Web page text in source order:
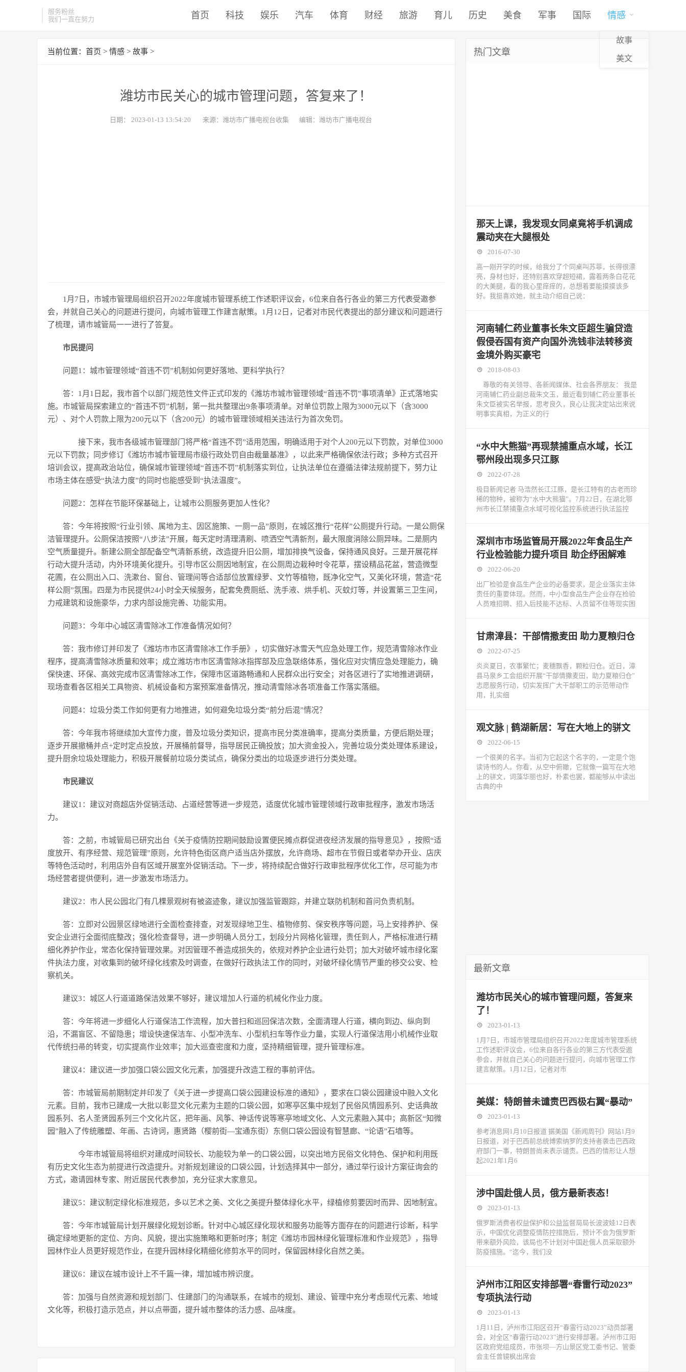
服务粉丝
我们一直在努力
首页 科技 娱乐 汽车 体育 财经 旅游 育儿 历史 美食 军事 国际 情感
故事
美文
当前位置： 首页 > 情感 > 故事 >
潍坊市民关心的城市管理问题，答复来了！
日期： 2023-01-13 13:54:20 来源：潍坊市广播电视台收集 编辑：潍坊市广播电视台
1月7日，市城市管理局组织召开2022年度城市管理系统工作述职评议会，6位来自各行各业的第三方代表受邀参
会，并就自己关心的问题进行提问，向城市管理工作建言献策。1月12日，记者对市民代表提出的部分建议和问题进行
了梳理，请市城管局一一进行了答复。
市民提问
问题1：城市管理领域“首违不罚”机制如何更好落地、更科学执行？
答：1月1日起，我市首个以部门规范性文件正式印发的《潍坊市城市管理领域“首违不罚”事项清单》正式落地实
施。市城管局探索建立的“首违不罚”机制，第一批共整理出9条事项清单。对单位罚款上限为3000元以下（含3000
元）、对个人罚款上限为200元以下（含200元）的城市管理领域相关违法行为首次免罚。
接下来，我市各级城市管理部门将严格“首违不罚”适用范围，明确适用于对个人200元以下罚款，对单位3000
元以下罚款；同步修订《潍坊市城市管理局市级行政处罚自由裁量基准》，以此来严格确保依法行政；多种方式召开
培训会议，提高政治站位，确保城市管理领域“首违不罚”机制落实到位，让执法单位在遵循法律法规前提下，努力让
市场主体在感受“执法力度”的同时也能感受到“执法温度”。
问题2：怎样在节能环保基础上，让城市公厕服务更加人性化？
答：今年将按照“行业引领、属地为主、因区施策、一厕一品”原则，在城区推行“花样”公厕提升行动。一是公厕保
洁管理提升。公厕保洁按照“八步法”开展，每天定时清理清刷、喷洒空气清新剂，最大限度消除公厕异味。二是厕内
空气质量提升。新建公厕全部配备空气清新系统，改造提升旧公厕，增加排换气设备，保持通风良好。三是开展花样
行动大提升活动，内外环境美化提升。引导市区公厕因地制宜，在公厕周边栽种时令花草，摆设精品花盆，营造微型
花圃，在公厕出入口、洗漱台、窗台、管理间等合适部位放置绿萝、文竹等植物，既净化空气，又美化环境，营造“花
样公厕”氛围。四是为市民提供24小时全天候服务，配套免费厕纸、洗手液、烘手机、灭蚊灯等，并设置第三卫生间，
力戒建筑和设施豪华，力求内部设施完善、功能实用。
问题3：今年中心城区清雪除冰工作准备情况如何？
答：我市修订并印发了《潍坊市市区清雪除冰工作手册》，切实做好冰雪天气应急处理工作，规范清雪除冰作业
程序，提高清雪除冰质量和效率；成立潍坊市市区清雪除冰指挥部及应急联络体系，强化应对灾情应急处理能力，确
保快速、环保、高效完成市区清雪除冰工作，保障市区道路畅通和人民群众出行安全；对各区进行了实地推进调研，
现场查看各区相关工具物资、机械设备和方案预案准备情况，推动清雪除冰各项准备工作落实落细。
问题4：垃圾分类工作如何更有力地推进，如何避免垃圾分类“前分后混”情况？
答：今年我市将继续加大宣传力度，普及垃圾分类知识，提高市民分类准确率，提高分类质量，方便后期处理；
逐步开展撤桶并点+定时定点投放，开展桶前督导，指导居民正确投放；加大资金投入，完善垃圾分类处理体系建设，
提升厨余垃圾处理能力，积极开展餐前垃圾分类试点，确保分类出的垃圾逐步进行分类处理。
市民建议
建议1：建议对商超店外促销活动、占道经营等进一步规范，适度优化城市管理领域行政审批程序，激发市场活
力。
答：之前，市城管局已研究出台《关于疫情防控期间鼓励设置便民摊点群促进夜经济发展的指导意见》，按照“适
度放开、有序经营、规范管理”原则，允许特色街区商户适当店外摆放，允许商场、超市在节假日或者举办开业、店庆
等特色活动时，利用店外自有区域开展室外促销活动。下一步，将持续配合做好行政审批程序优化工作，尽可能为市
场经营者提供便利，进一步激发市场活力。
建议2：市人民公园北门有几棵景观树有被盗迹象，建议加强监管跟踪，并建立联防机制和首问负责机制。
答：立即对公园景区绿地进行全面检查排查，对发现绿地卫生、植物修剪、保安秩序等问题，马上安排养护、保
安企业进行全面彻底整改；强化检查督导，进一步明确人员分工，划段分片网格化管理，责任到人，严格标准进行精
细化养护作业，常态化保持管理效果。对因管理不善造成损失的，依规对养护企业进行处罚；加大对破坏城市绿化案
件执法力度，对收集到的破坏绿化线索及时调查，在做好行政执法工作的同时，对破坏绿化情节严重的移交公安、检
察机关。
建议3：城区人行道道路保洁效果不够好，建议增加人行道的机械化作业力度。
答：今年将进一步细化人行道保洁工作流程，加大普扫和巡回保洁次数，全面清理人行道，横向到边、纵向到
沿，不漏盲区、不留隐患；增设快速保洁车、小型冲洗车、小型机扫车等作业力量，实现人行道保洁用小机械作业取
代传统扫帚的转变，切实提高作业效率；加大巡查密度和力度，坚持精细管理，提升管理标准。
建议4：建议进一步加强口袋公园文化元素，加强提升改造工程的事前评估。
答：市城管局前期制定并印发了《关于进一步提高口袋公园建设标准的通知》，要求在口袋公园建设中融入文化
元素。目前，我市已建成一大批以彰显文化元素为主题的口袋公园，如寒亭区集中规划了民俗风情园系列、史话典故
园系列、名人圣贤园系列三个文化片区，把年画、风筝、神话传说等寒亭地域文化、人文元素融入其中；高新区“知微
园”融入了传统雕塑、年画、古诗词，惠贤路（樱前街—宝通东街）东侧口袋公园设有智慧廊、“论语”石墙等。
今年市城管局将组织对建成时间较长、功能较为单一的口袋公园，以突出地方民俗文化特色、保护和利用既
有历史文化生态为前提进行改造提升。对新规划建设的口袋公园，计划选择其中一部分，通过举行设计方案征询会的
方式，邀请园林专家、附近居民代表参加，充分征求大家意见。
建议5：建议制定绿化标准规范，多以艺术之美、文化之美提升整体绿化水平，绿植修剪要因时而异、因地制宜。
答：今年市城管局计划开展绿化规划诊断。针对中心城区绿化现状和服务功能等方面存在的问题进行诊断，科学
确定绿地更新的定位、方向、风貌，提出实施策略和更新时序；制定《潍坊市园林绿化管理标准和作业规范》，指导
园林作业人员更好规范作业，在提升园林绿化精细化修剪水平的同时，保留园林绿化自然之美。
建议6：建议在城市设计上不千篇一律，增加城市辨识度。
答：加强与自然资源和规划部门、住建部门的沟通联系，在城市的规划、建设、管理中充分考虑现代元素、地域
文化等，积极打造示范点，并以点带面，提升城市整体的活力感、品味度。
热门文章
那天上课，我发现女同桌竟将手机调成
震动夹在大腿根处
2016-07-30
高一刚开学的时候，给我分了个同桌叫苏菲，长得很漂
亮，身材也好，还特别喜欢穿超短裙，露着两条白花花
的大美腿，看的我心里痒痒的，总想着要能摸摸该多
好。我挺喜欢她，就主动介绍自己说：
河南辅仁药业董事长朱文臣超生骗贷造
假侵吞国有资产向国外洗钱非法转移资
金境外购买豪宅
2018-08-03
尊敬的有关领导、各新闻媒体、社会各界朋友： 我是
河南辅仁药业副总裁朱文玉，最近看到辅仁药业董事长
朱文臣被实名举报，思考良久，良心让我决定站出来说
明事实真相，为正义的行
“水中大熊猫”再现禁捕重点水域，长江
鄂州段出现多只江豚
2022-07-28
极目新闻记者 马浩然长江江豚，是长江特有的古老而珍
稀的物种，被称为“水中大熊猫”。7月22日，在湖北鄂
州市长江禁捕重点水域可视化监控系统进行执法监控
深圳市市场监管局开展2022年食品生产
行业检验能力提升项目 助企纾困解难
2022-06-20
出厂检验是食品生产企业的必备要求，是企业落实主体
责任的重要体现。然而，中小型食品生产企业存在检验
人员难招聘、招入后技能不达标、人员留不住等现实困
甘肃漳县：干部情撒麦田 助力夏粮归仓
2022-07-25
炎炎夏日，农事繁忙；麦穗飘香，颗粒归仓。近日，漳
县马泉乡工会组织开展“干部情撒麦田，助力夏粮归仓”
志愿服务行动，切实发挥广大干部职工的示范带动作
用，扎实细
观文脉 | 鹤湖新居：写在大地上的骈文
2022-06-15
一个很美的名字。当初为它起这个名字的，一定是个饱
读诗书的人。你看，从空中俯瞰，它就像一篇写在大地
上的骈文，词藻华丽也好，朴素也罢，都能够从中读出
古典的中
最新文章
潍坊市民关心的城市管理问题，答复来
了！
2023-01-13
1月7日，市城市管理局组织召开2022年度城市管理系统
工作述职评议会，6位来自各行各业的第三方代表受邀
参会，并就自己关心的问题进行提问，向城市管理工作
建言献策。1月12日，记者对市
美媒：特朗普未谴责巴西极右翼“暴动”
2023-01-13
参考消息网1月10日报道 据美国《新闻周刊》网站1月9
日报道，对于巴西前总统博索纳罗的支持者袭击巴西政
府部门一事，特朗普尚未表示谴责。巴西的情形让人想
起2021年1月6
涉中国赴俄人员，俄方最新表态！
2023-01-13
俄罗斯消费者权益保护和公益监督局局长波波娃12日表
示，中国优化调整疫情防控措施后，预计不会为俄罗斯
带来额外风险，该局也不计划对中国赴俄人员采取额外
防疫措施。“迄今，我们没
泸州市江阳区安排部署“春雷行动2023”
专项执法行动
2023-01-13
1月11日，泸州市江阳区召开“春雷行动2023”动员部署
会，对全区“春雷行动2023”进行安排部署。泸州市江阳
区政府党组成员，市张坝—方山景区党工委书记、管委
会主任曾镜枫出席会